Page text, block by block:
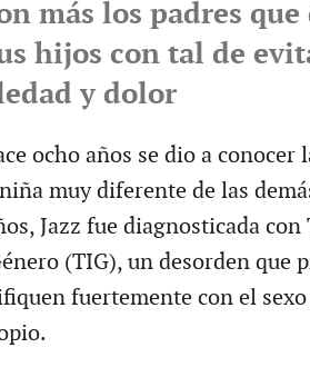
más los padres
hijos con tal de
y dolor
ocho años se dio a conocer
muy diferente de las
Jazz fue diagnosticada
(TIG), un desorden que
fuertemente con el